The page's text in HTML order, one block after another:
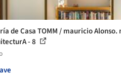
de Casa TOMM / mauricio Alonso.
- 8